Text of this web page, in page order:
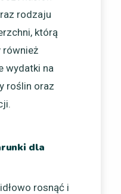
rodzaju
którą
również
wydatki na
roślin oraz
dla
rosnąć i